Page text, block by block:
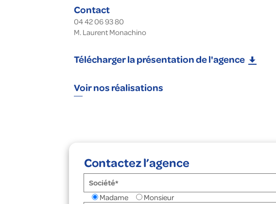
Contact
04 42 06 93 80
M. Laurent Monachino
Télécharger la présentation de l'agence
Voir nos réalisations
Contactez l’agence
Madame Monsieur